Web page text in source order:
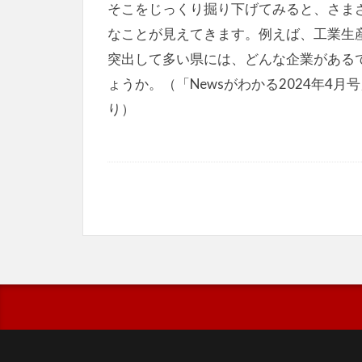
そこをじっくり掘り下げてみると、さま
なことが見えてきます。例えば、工業生
突出して多い県には、どんな企業がある
ょうか。（「Newsがわかる2024年4月号
り）